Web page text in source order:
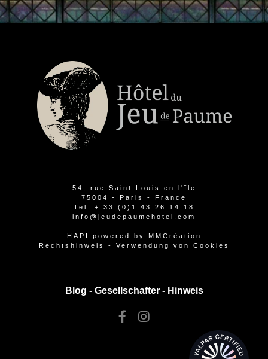
54, rue Saint Louis en l'île
75004 - Paris - France
Tel. + 33 (0)1 43 26 14 18
info@jeudepaumehotel.com
HAPI powered by MMCréation
Rechtshinweis
- Verwendung von Cookies
Blog - Gesellschafter- Hinweis